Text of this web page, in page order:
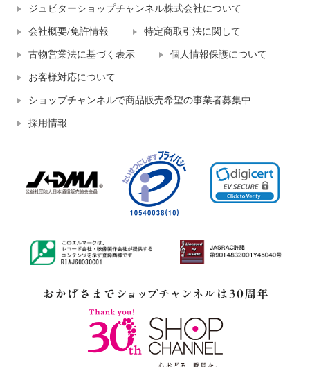
ジュピターショップチャンネル株式会社について
会社概要/免許情報 特定商取引法に関して
古物営業法に基づく表示 個人情報保護について
お客様対応について
ショップチャンネルで商品販売希望の事業者募集中
採用情報